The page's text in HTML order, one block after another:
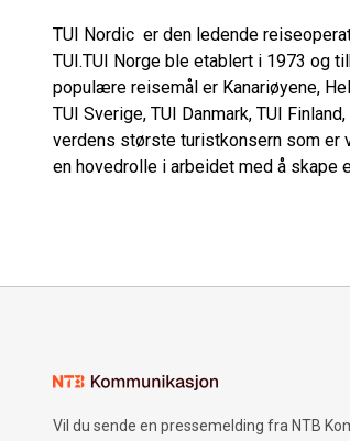
TUI Nordic er den ledende
TUI.TUI Norge ble etablert i 1973 og
populære reisemål er Kanariøyene,
TUI Sverige, TUI Danmark, TUI
verdens største turistkonsern som er
en hovedrolle i arbeidet med å
Vil du sende en pressemelding fra NTB